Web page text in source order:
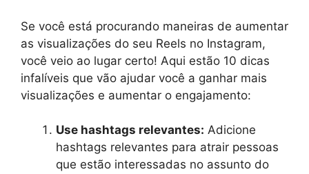
Se você está procurando maneiras de aumentar
as visualizações do seu Reels no Instagram,
você veio ao lugar certo! Aqui estão 10 dicas
infalíveis que vão ajudar você a ganhar mais
visualizações e aumentar o engajamento:
Use hashtags relevantes: Adicione
hashtags relevantes para atrair pessoas
que estão interessadas no assunto do